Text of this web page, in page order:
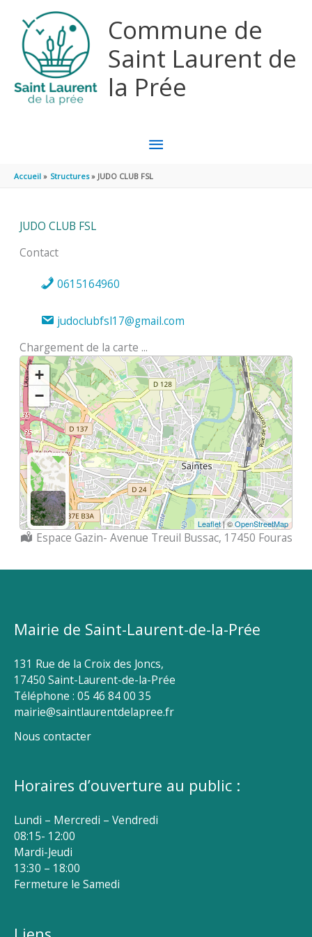
Commune de
Saint Laurent de
la Prée
MENU
PRINCIPAL
Accueil Structures JUDO CLUB FSL
JUDO CLUB FSL
Contact
0615164960
judoclubfsl17@gmail.com
Chargement de la carte ...
+
−
Leaflet| ©OpenStreetMap
Localisation :
Espace Gazin- Avenue Treuil Bussac, 17450 Fouras
Mairie de Saint-Laurent-de-la-Prée
131 Rue de la Croix des Joncs,
17450 Saint-Laurent-de-la-Prée
Téléphone : 05 46 84 00 35
mairie@saintlaurentdelapree.fr
Nous contacter
Horaires d’ouverture au public :
Lundi – Mercredi – Vendredi
08:15- 12:00
Mardi-Jeudi
13:30 – 18:00
Fermeture le Samedi